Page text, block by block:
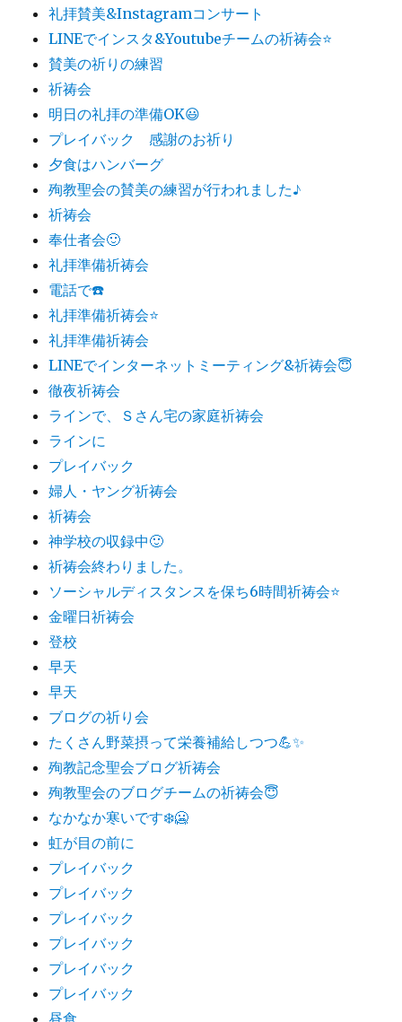
礼拝賛美&Instagramコンサート
LINEでインスタ&Youtubeチームの祈祷会⭐️
賛美の祈りの練習
祈祷会
明日の礼拝の準備OK😃
プレイバック 感謝のお祈り
夕食はハンバーグ
殉教聖会の賛美の練習が行われました♪
祈祷会
奉仕者会🙂
礼拝準備祈祷会
電話で☎️
礼拝準備祈祷会⭐️
礼拝準備祈祷会
LINEでインターネットミーティング&祈祷会😇
徹夜祈祷会
ラインで、Ｓさん宅の家庭祈祷会
ラインに
プレイバック
婦人・ヤング祈祷会
祈祷会
神学校の収録中🙂
祈祷会終わりました。
ソーシャルディスタンスを保ち6時間祈祷会⭐️
金曜日祈祷会
登校
早天
早天
ブログの祈り会
たくさん野菜摂って栄養補給しつつ💪✨
殉教記念聖会ブログ祈祷会
殉教聖会のブログチームの祈祷会😇
なかなか寒いです❄️🥶
虹が目の前に
プレイバック
プレイバック
プレイバック
プレイバック
プレイバック
プレイバック